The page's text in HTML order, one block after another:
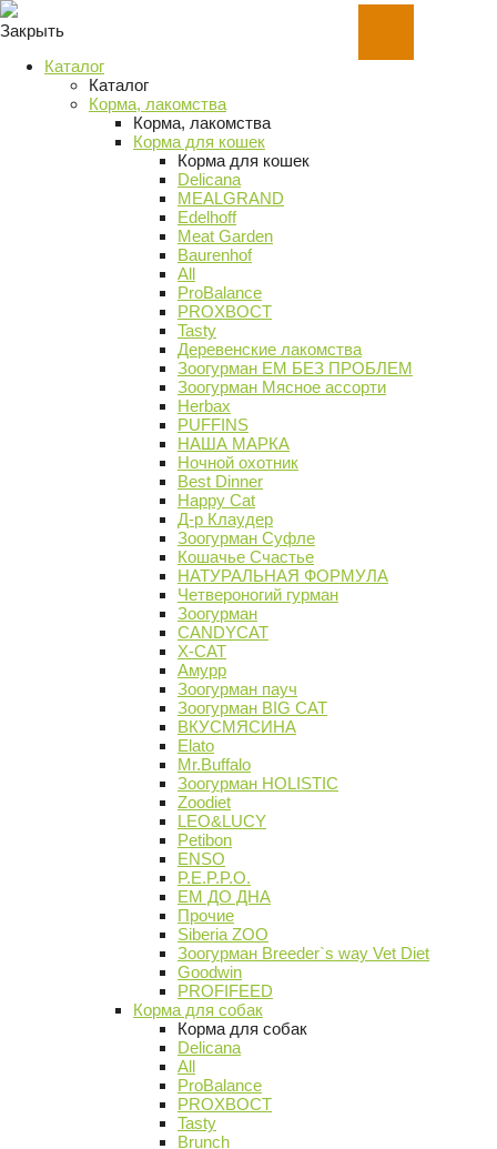
Закрыть
Каталог
Каталог
Корма, лакомства
Корма, лакомства
Корма для кошек
Корма для кошек
Delicana
MEALGRAND
Edelhoff
Meat Garden
Baurenhof
All
ProBalance
PROХВОСТ
Tasty
Деревенские лакомства
Зоогурман ЕМ БЕЗ ПРОБЛЕМ
Зоогурман Мясное ассорти
Herbax
PUFFINS
НАША МАРКА
Ночной охотник
Best Dinner
Happy Cat
Д-р Клаудер
Зоогурман Суфле
Кошачье Счастье
НАТУРАЛЬНАЯ ФОРМУЛА
Четвероногий гурман
Зоогурман
CANDYCAT
X-CAT
Амурр
Зоогурман пауч
Зоогурман BIG CAT
ВКУСМЯСИНА
Elato
Mr.Buffalo
Зоогурман HOLISTIC
Zoodiet
LEO&LUCY
Petibon
ENSO
P.E.P.P.O.
ЕМ ДО ДНА
Прочие
Siberia ZOO
Зоогурман Breeder`s way Vet Diet
Goodwin
PROFIFEED
Корма для собак
Корма для собак
Delicana
All
ProBalance
PROХВОСТ
Tasty
Brunch